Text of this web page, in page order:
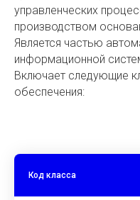
управленческих
производством
Является частью
информационной
Включает следующие
обеспечения:
Код класса